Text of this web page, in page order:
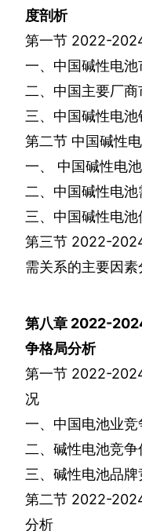
度剖析
第一节 2022-
一、中国碱性电
二、中国主要厂
三、中国碱性电
第二节 中国碱性
一、
中国碱性电
二、中国碱性电
三、中国碱性电
第三节 2022-
需关系的主要因素
第八章 2022-
争格局分析
第一节 2022-
况
一、中国电池业竞
二、碱性电池竞
三、碱性电池品
第二节 2022-
分析